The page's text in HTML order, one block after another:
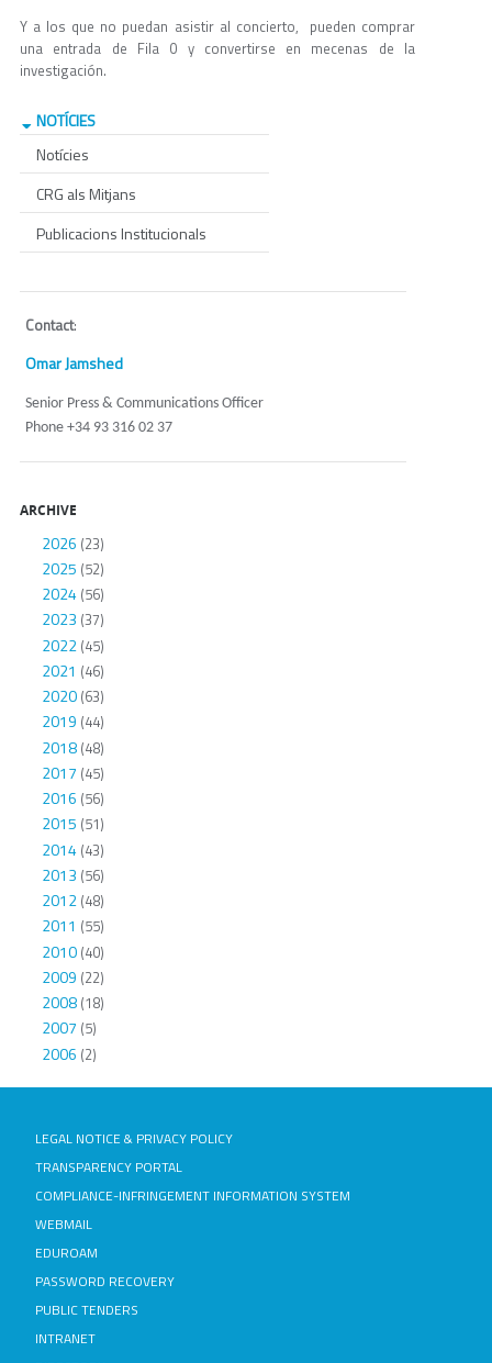
Y a los que no puedan asistir al concierto, pueden comprar
una entrada de Fila 0 y convertirse en mecenas de la
investigación.
NOTÍCIES
Notícies
CRG als Mitjans
Publicacions Institucionals
Contact:
Omar Jamshed
Senior Press & Communications Officer
Phone +34 93 316 02 37
ARCHIVE
2026 (23)
2025 (52)
2024(56)
2023 (37)
2022(45)
2021 (46)
2020(63)
2019 (44)
2018(48)
2017 (45)
2016 (56)
2015 (51)
2014(43)
2013 (56)
2012(48)
2011 (55)
2010(40)
2009 (22)
2008(18)
2007 (5)
2006 (2)
LEGAL NOTICE & PRIVACY POLICY
TRANSPARENCY PORTAL
COMPLIANCE-INFRINGEMENT INFORMATION SYSTEM
WEBMAIL
EDUROAM
PASSWORD RECOVERY
PUBLIC TENDERS
INTRANET